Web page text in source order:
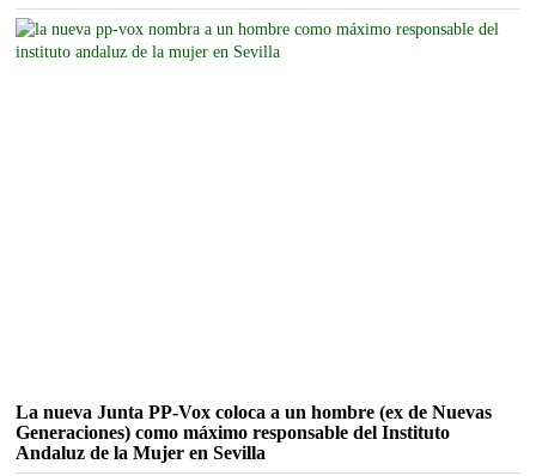
La nueva Junta PP-Vox coloca a un hombre (ex de Nuevas
Generaciones) como máximo responsable del Instituto
Andaluz de la Mujer en Sevilla